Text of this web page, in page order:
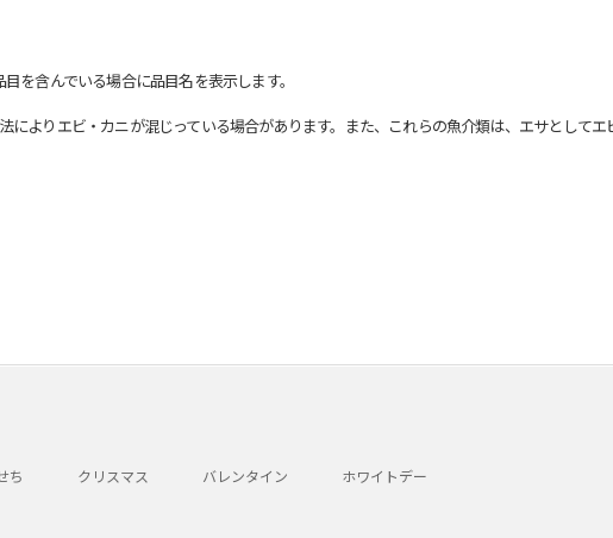
を含んでいる場合に品目名を表示します。
りエビ・カニが混じっている場合があります。また、これらの魚介類は、エサとしてエ
ち クリスマス バレンタイン ホワイトデー